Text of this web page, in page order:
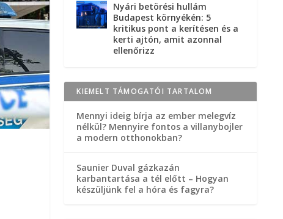
Nyári betörési hullám
Budapest környékén: 5
kritikus pont a kerítésen és a
kerti ajtón, amit azonnal
ellenőrizz
KIEMELT TÁMOGATÓI TARTALOM
Mennyi ideig bírja az ember melegvíz
nélkül? Mennyire fontos a villanybojler
a modern otthonokban?
Saunier Duval gázkazán
karbantartása a tél előtt – Hogyan
készüljünk fel a hóra és fagyra?